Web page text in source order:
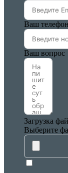
Ваш телефон
Ваш вопрос
Загрузка
Выберите